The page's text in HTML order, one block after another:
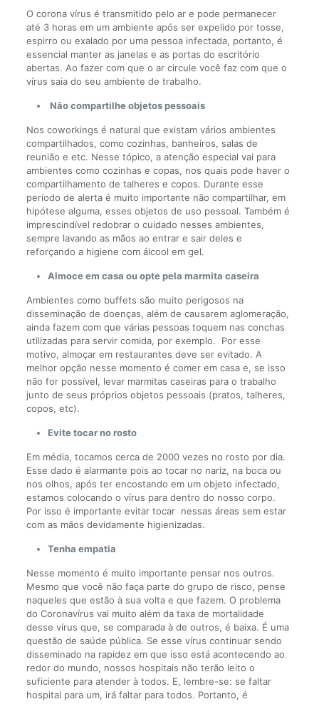
O corona vírus é transmitido pelo ar e pode permanecer
até 3 horas em um ambiente após ser expelido por tosse,
espirro ou exalado por uma pessoa infectada, portanto, é
essencial manter as janelas e as portas do escritório
abertas. Ao fazer com que o ar circule você faz com que o
vírus saia do seu ambiente de trabalho.
Não compartilhe objetos pessoais
Nos coworkings é natural que existam vários ambientes
compartilhados, como cozinhas, banheiros, salas de
reunião e etc. Nesse tópico, a atenção especial vai para
ambientes como cozinhas e copas, nos quais pode haver o
compartilhamento de talheres e copos. Durante esse
período de alerta é muito importante não compartilhar, em
hipótese alguma, esses objetos de uso pessoal. Também é
imprescindível redobrar o cuidado nesses ambientes,
sempre lavando as mãos ao entrar e sair deles e
reforçando a higiene com álcool em gel.
Almoce em casa ou opte pela marmita caseira
Ambientes como buffets são muito perigosos na
disseminação de doenças, além de causarem aglomeração,
ainda fazem com que várias pessoas toquem nas conchas
utilizadas para servir comida, por exemplo. Por esse
motivo, almoçar em restaurantes deve ser evitado. A
melhor opção nesse momento é comer em casa e, se isso
não for possível, levar marmitas caseiras para o trabalho
junto de seus próprios objetos pessoais (pratos, talheres,
copos, etc).
Evite tocar no rosto
Em média, tocamos cerca de 2000 vezes no rosto por dia.
Esse dado é alarmante pois ao tocar no nariz, na boca ou
nos olhos, após ter encostando em um objeto infectado,
estamos colocando o vírus para dentro do nosso corpo.
Por isso é importante evitar tocar nessas áreas sem estar
com as mãos devidamente higienizadas.
Tenha empatia
Nesse momento é muito importante pensar nos outros.
Mesmo que você não faça parte do grupo de risco, pense
naqueles que estão à sua volta e que fazem. O problema
do Coronavírus vai muito além da taxa de mortalidade
desse vírus que, se comparada à de outros, é baixa. É uma
questão de saúde pública. Se esse vírus continuar sendo
disseminado na rapidez em que isso está acontecendo ao
redor do mundo, nossos hospitais não terão leito o
suficiente para atender à todos. E, lembre-se: se faltar
hospital para um, irá faltar para todos. Portanto, é